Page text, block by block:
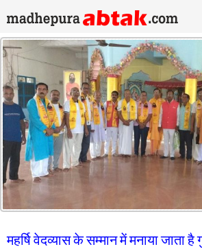
महर्षि वेदव्यास के सम्मान में मनाया जाता है